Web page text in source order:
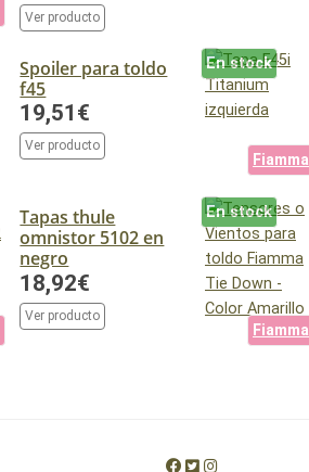
Ver producto
Spoiler para toldo
f45
19,51€
Ver producto
En stock
Fiamma
Tapas thule
omnistor 5102 en
negro
18,92€
Ver producto
En stock
Fiamma